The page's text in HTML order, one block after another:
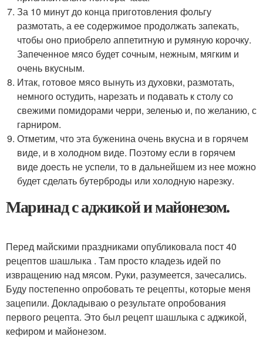
За 10 минут до конца приготовления фольгу
размотать, а ее содержимое продолжать запекать,
чтобы оно приобрело аппетитную и румяную корочку.
Запеченное мясо будет сочным, нежным, мягким и
очень вкусным.
Итак, готовое мясо вынуть из духовки, размотать,
немного остудить, нарезать и подавать к столу со
свежими помидорами черри, зеленью и, по желанию, с
гарниром.
Отметим, что эта буженина очень вкусна и в горячем
виде, и в холодном виде. Поэтому если в горячем
виде доесть не успели, то в дальнейшем из нее можно
будет сделать бутерброды или холодную нарезку.
Маринад с аджикой и майонезом.
Перед майскими праздниками опубликовала пост 40
рецептов шашлыка . Там просто кладезь идей по
извращению над мясом. Руки, разумеется, зачесались.
Буду постепенно опробовать те рецепты, которые меня
зацепили. Докладываю о результате опробования
первого рецепта. Это был рецепт шашлыка с аджикой,
кефиром и майонезом.